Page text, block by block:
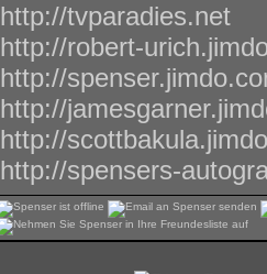
http://tvparadies.net
http://robert-
http://
http://
http://
http://spensers-